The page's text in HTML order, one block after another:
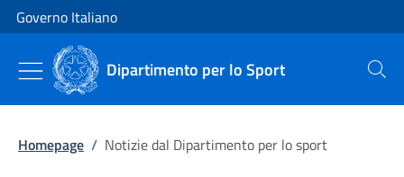
Vai al contenuto
Vai alla navigazione del sito
Governo Italiano
Dipartimento per lo Sport Cerca
Homepage / Notizie dal Dipartimento per lo sport